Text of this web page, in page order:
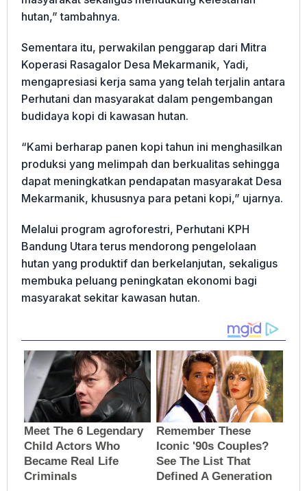
hutan,” tambahnya.
Sementara itu, perwakilan penggarap dari Mitra
Koperasi Rasagalor Desa Mekarmanik, Yadi,
mengapresiasi kerja sama yang telah terjalin antara
Perhutani dan masyarakat dalam pengembangan
budidaya kopi di kawasan hutan.
“Kami berharap panen kopi tahun ini menghasilkan
produksi yang melimpah dan berkualitas sehingga
dapat meningkatkan pendapatan masyarakat Desa
Mekarmanik, khususnya para petani kopi,” ujarnya.
Melalui program agroforestri, Perhutani KPH
Bandung Utara terus mendorong pengelolaan
hutan yang produktif dan berkelanjutan, sekaligus
membuka peluang peningkatan ekonomi bagi
masyarakat sekitar kawasan hutan.